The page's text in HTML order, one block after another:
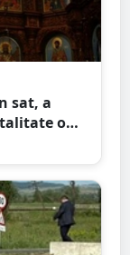
sat, a
o